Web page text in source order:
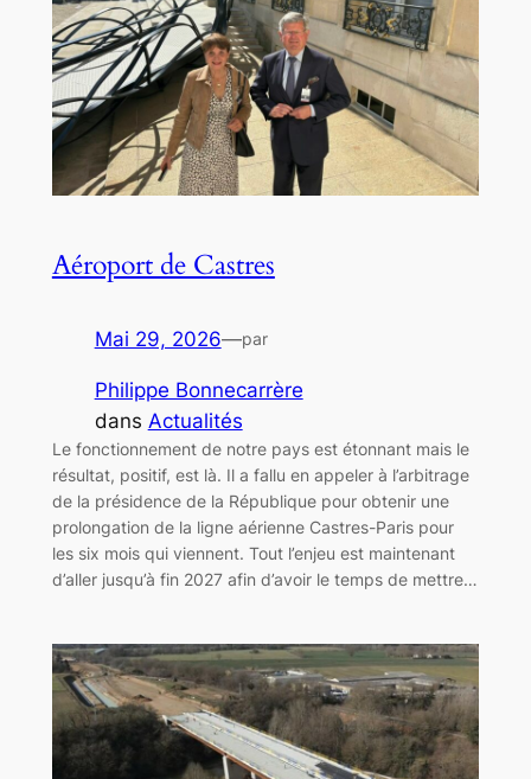
Aéroport de Castres
Mai 29, 2026—par
Philippe Bonnecarrère
dans Actualités
Le fonctionnement de notre pays est étonnant mais le
résultat, positif, est là. Il a fallu en appeler à l’arbitrage
de la présidence de la République pour obtenir une
prolongation de la ligne aérienne Castres-Paris pour
les six mois qui viennent. Tout l’enjeu est maintenant
d’aller jusqu’à fin 2027 afin d’avoir le temps de mettre…